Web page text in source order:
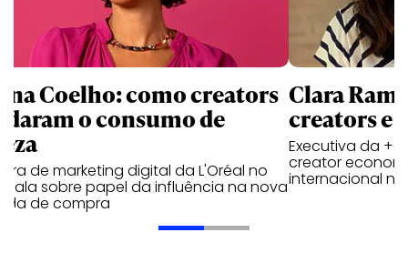
Coelho: como creators
o consumo de
de marketing digital da L'Oréal no
fala sobre papel da influência na nova
de compra
Clara
creators e
Executiva da
creator
internacional